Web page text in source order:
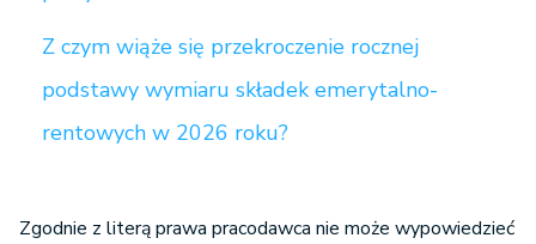
Z czym wiąże się przekroczenie rocznej
podstawy wymiaru składek emerytalno-
rentowych w 2026 roku?
Zgodnie z literą prawa pracodawca nie może wypowiedzieć